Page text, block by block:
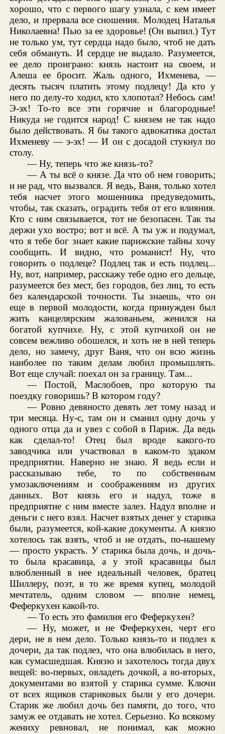
хорошо, что с первого шагу узнала, с кем имеет
дело, и прервала все сношения. Молодец Наталья
Николаевна! Пью за ее здоровье! (Он выпил.) Тут
не только ум, тут сердца надо было, чтоб не дать
себя обмануть. И сердце не выдало. Разумеется,
ее дело проиграно: князь настоит на своем, и
Алеша ее бросит. Жаль одного, Ихменева, —
десять тысяч платить этому подлецу! Да кто у
него по делу-то ходил, кто хлопотал? Небось сам!
Э-эх! То-то все эти горячие и благородные!
Никуда не годится народ! С князем не так надо
было действовать. Я бы такого адвокатика достал
Ихменеву — э-эх! — И он с досадой стукнул по
столу.
— Ну, теперь что же князь-то?
— А ты всё о князе. Да что об нем говорить;
и не рад, что вызвался. Я ведь, Ваня, только хотел
тебя насчет этого мошенника предуведомить,
чтобы, так сказать, оградить тебя от его влияния.
Кто с ним связывается, тот не безопасен. Так ты
держи ухо востро; вот и всё. А ты уж и подумал,
что я тебе бог знает какие парижские тайны хочу
сообщить. И видно, что романист! Ну, что
говорить о подлеце? Подлец так и есть подлец...
Ну, вот, например, расскажу тебе одно его дельце,
разумеется без мест, без городов, без лиц, то есть
без календарской точности. Ты знаешь, что он
еще в первой молодости, когда принужден был
жить канцелярским жалованьем, женился на
богатой купчихе. Ну, с этой купчихой он не
совсем вежливо обошелся, и хоть не в ней теперь
дело, но замечу, друг Ваня, что он всю жизнь
наиболее по таким делам любил промышлять.
Вот еще случай: поехал он за границу. Там...
— Постой, Маслобоев, про которую ты
поездку говоришь? В котором году?
— Ровно девяносто девять лет тому назад и
три месяца. Ну-с, там он и сманил одну дочь у
одного отца да и увез с собой в Париж. Да ведь
как сделал-то! Отец был вроде какого-то
заводчика или участвовал в каком-то эдаком
предприятии. Наверно не знаю. Я ведь если и
рассказываю тебе, то по собственным
умозаключениям и соображениям из других
данных. Вот князь его и надул, тоже в
предприятие с ним вместе залез. Надул вполне и
деньги с него взял. Насчет взятых денег у старика
были, разумеется, кой-какие документы. А князю
хотелось так взять, чтоб и не отдать, по-нашему
— просто украсть. У старика была дочь, и дочь-
то была красавица, а у этой красавицы был
влюбленный в нее идеальный человек, братец
Шиллеру, поэт, в то же время купец, молодой
мечтатель, одним словом — вполне немец,
Феферкухен какой-то.
— То есть это фамилия его Феферкухен?
— Ну, может, и не Феферкухен, черт его
дери, не в нем дело. Только князь-то и подлез к
дочери, да так подлез, что она влюбилась в него,
как сумасшедшая. Князю и захотелось тогда двух
вещей: во-первых, овладеть дочкой, а во-вторых,
документами во взятой у старика сумме. Ключи
от всех ящиков стариковых были у его дочери.
Старик же любил дочь без памяти, до того, что
замуж ее отдавать не хотел. Серьезно. Ко всякому
жениху ревновал, не понимал, как можно